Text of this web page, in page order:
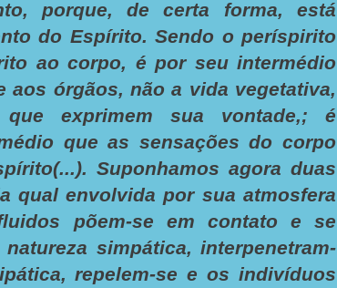
porque, de certa forma, está
do Espírito. Sendo o períspirito
ao corpo, é por seu intermédio
aos órgãos, não a vida vegetativa,
exprimem sua vontade,; é
que as sensações do corpo
Suponhamos agora duas
qual envolvida por sua atmosfera
põem-se em contato e se
simpática, interpenetram-
repelem-se e os indivíduos